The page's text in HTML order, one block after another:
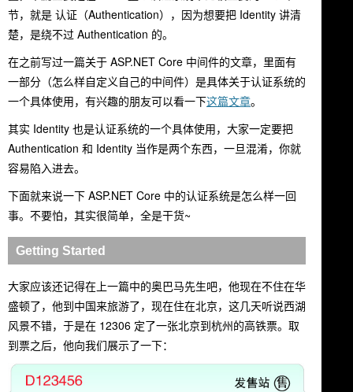
节，就是 认证（Authentication），因为想要把 Identity 讲清
楚，是绕不过 Authentication 的。
在之前写过一篇关于 ASP.NET Core 中间件的文章，里面有
一部分（怎么样自定义自己的中间件）是具体关于认证系统的
一个具体使用，有兴趣的朋友可以看一下这篇文章。
其实 Identity 也是认证系统的一个具体使用，大家一定要把
Authentication 和 Identity 当作是两个东西，一旦混淆，你就
容易陷入进去。
下面就来说一下 ASP.NET Core 中的认证系统是怎么样一回
事。不要怕，其实很简单，全是干货~
Getting Started
大家应该还记得在上一篇中的奥巴马先生吧，他现在不住在华
盛顿了，他到中国来旅游了，现在住在北京，这几天听说西湖
风景不错，于是在 12306 定了一张北京到杭州的高铁票。取
到票之后，他向我们展示了一下：